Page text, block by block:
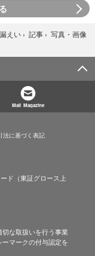
えい › 記事 › 写真・画像
Mail Magazine
法に基づく表記
ド（東証グロース上
な取扱いを行う事業
マークの付与認定を